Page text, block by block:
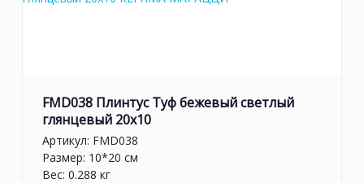
FMD038 Плинтус Туф бежевый светлый
глянцевый 20x10
Артикул: FMD038
Размер: 10*20 см
Вес: 0.288 кг